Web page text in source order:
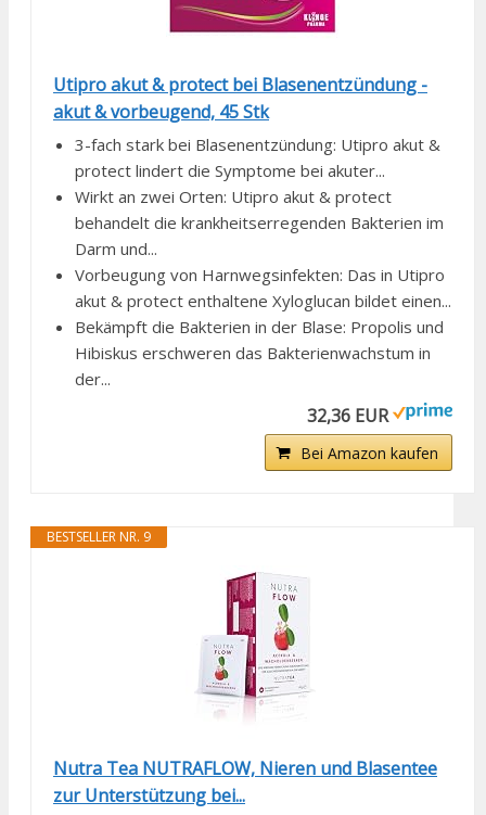
Utipro akut & protect bei Blasenentzündung -
akut & vorbeugend, 45 Stk
3-fach stark bei Blasenentzündung: Utipro akut &
protect lindert die Symptome bei akuter...
Wirkt an zwei Orten: Utipro akut & protect
behandelt die krankheitserregenden Bakterien im
Darm und...
Vorbeugung von Harnwegsinfekten: Das in Utipro
akut & protect enthaltene Xyloglucan bildet einen...
Bekämpft die Bakterien in der Blase: Propolis und
Hibiskus erschweren das Bakterienwachstum in
der...
32,36 EUR
Bei Amazon kaufen
BESTSELLER NR. 9
Nutra Tea NUTRAFLOW, Nieren und Blasentee
zur Unterstützung bei...